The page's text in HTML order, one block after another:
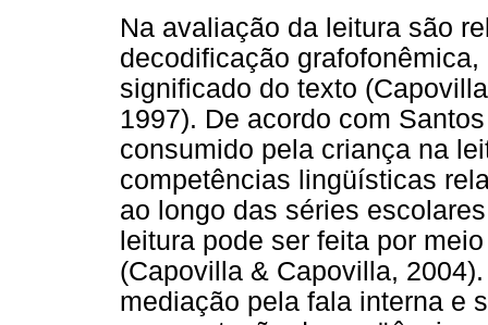
Na avaliação da leitura são
decodificação
significado do texto
1997). De acordo com
consumido pela criança na
competências lingüísticas
ao longo das séries
leitura pode ser feita por
(Capovilla & Capovilla,
mediação pela fala interna e